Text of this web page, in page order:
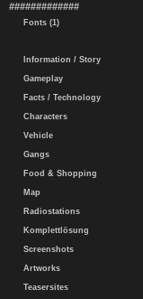
#############
Fonts (1)
Information / Story
Gameplay
Facts / Technology
Characters
Vehicle
Gangs
Food & Shopping
Map
Radiostations
Komplettlösung
Screenshots
Artworks
Teasersites